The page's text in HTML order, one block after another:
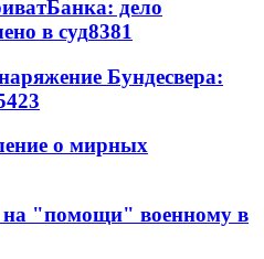
дело
в суд8381
Бундесвера:
о мирных
"помощи" военному в